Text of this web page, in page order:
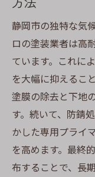
静岡市の独特な気
ロの塗装業者は高
ています。これに
を大幅に抑えるこ
塗膜の除去と下地
す。続いて、防錆
かした専用プライ
を高めます。最終
布することで、長